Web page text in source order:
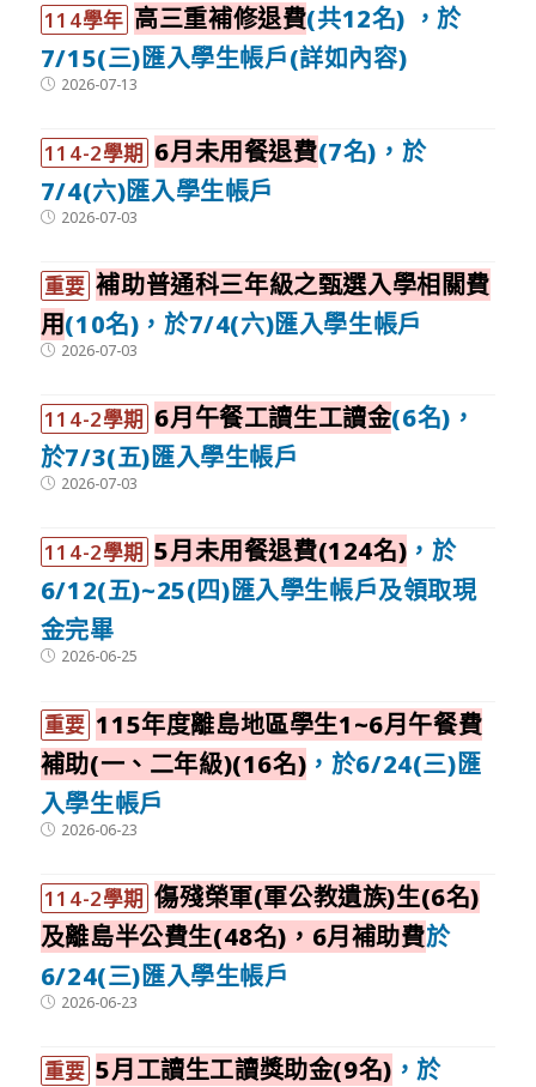
114學年 高三重補修退費(共12名) ，於
7/15(三)匯入學生帳戶(詳如內容)
Post2026-07-13
114-2學期 6月未用餐退費(7名)，於
7/4(六)匯入學生帳戶
Post2026-07-03
重要 補助普通科三年級之甄選入學相關費
用(10名)，於7/4(六)匯入學生帳戶
Post2026-07-03
114-2學期 6月午餐工讀生工讀金(6名)，
於7/3(五)匯入學生帳戶
Post2026-07-03
114-2學期 5月未用餐退費(124名) ，於
6/12(五)~25(四)匯入學生帳戶及領取現
金完畢
Post2026-06-25
重要 115年度離島地區學生1~6月午餐費
補助(一、二年級)(16名) ，於6/24(三)匯
入學生帳戶
Post2026-06-23
114-2學期 傷殘榮軍(軍公教遺族)生(6名)
及離島半公費生(48名)，6月補助費於
6/24(三)匯入學生帳戶
Post2026-06-23
重要 5月工讀生工讀獎助金(9名) ，於